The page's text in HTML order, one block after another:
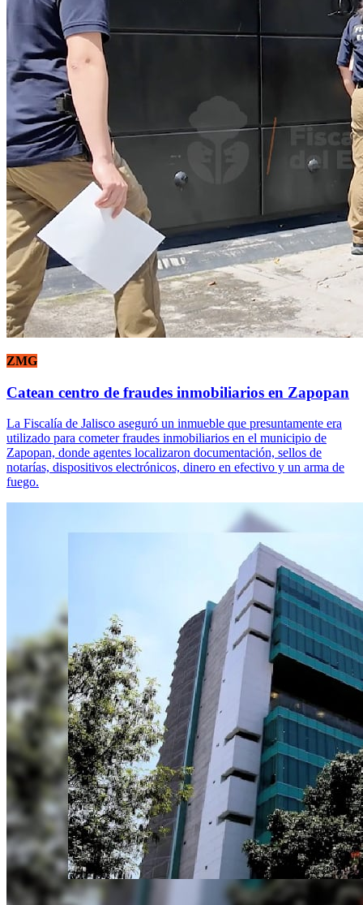
ZMG
Catean centro de fraudes inmobiliarios en Zapopan
La Fiscalía de Jalisco aseguró un inmueble que presuntamente era
utilizado para cometer fraudes inmobiliarios en el municipio de
Zapopan, donde agentes localizaron documentación, sellos de
notarías, dispositivos electrónicos, dinero en efectivo y un arma de
fuego.